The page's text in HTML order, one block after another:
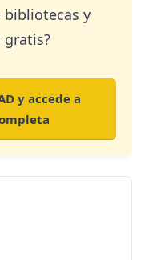
bibliotecas y
gratis?
y accede a